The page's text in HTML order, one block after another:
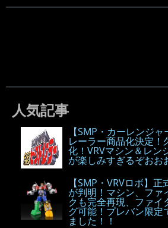
人気記事
【SMP・カーレンジ
レーラー商品化決定！
化！VRVマシン＆レン
が楽しみすぎるぞおお
【SMP・VRVロボ】
が判明！マシン、ファ
クも完全再現、ファイ
グ可能！プレバン限定
ました！！